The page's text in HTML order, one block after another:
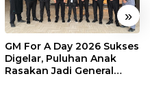
»
GM For A Day 2026 Sukses
Digelar, Puluhan Anak
Rasakan Jadi General